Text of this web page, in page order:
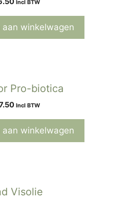
Incl BTW
aan winkelwagen
Pro-biotica
Incl BTW
aan winkelwagen
Visolie